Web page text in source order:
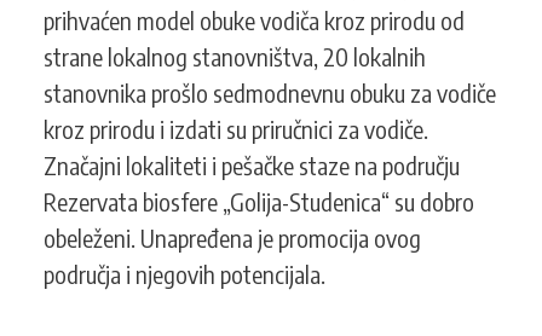
Rezervatu
biosfere
„Golija-
Studenica“
prihvaćen model obuke vodiča kroz prirodu od
strane lokalnog stanovništva, 20 lokalnih
stanovnika prošlo sedmodnevnu obuku za vodiče
kroz prirodu i izdati su priručnici za vodiče.
Značajni lokaliteti i pešačke staze na području
Rezervata biosfere „Golija-Studenica“ su dobro
obeleženi. Unapređena je promocija ovog
područja i njegovih potencijala.